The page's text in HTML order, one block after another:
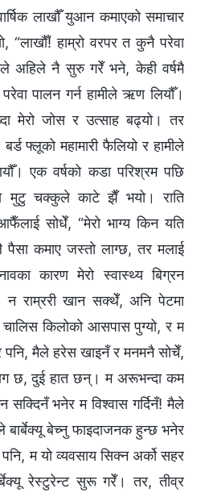
लाखौँ युआन कमाएको समाचार
हाम्रो वरपर त कुनै परेवा
अहिले नै सुरु गरेँ भने, केही वर्षमै
पालन गर्न हामीले ऋण लियौँ।
मेरो जोस र उत्साह बढ्यो। तर
फ्लूको महामारी फैलियो र हामीले
एक वर्षको कडा परिश्रम पछि
मुटु चक्कुले काटे झैँ भयो। राति
सोधेँ, “मेरो भाग्य किन यति
कमाए जस्तो लाग्छ, तर मलाई
कारण मेरो स्वास्थ्य बिग्रन
राम्ररी खान सक्थेँ, अनि पेटमा
किलोको आसपास पुग्यो, र म
पनि, मैले हरेस खाइनँ र मनमनै सोचेँ,
छ, दुई हात छन्। म अरूभन्दा कम
सक्दिनँ भनेर म विश्वास गर्दिनँ! मैले
बार्बेक्यू बेच्नु फाइदाजनक हुन्छ भनेर
म यो व्यवसाय सिक्न अर्को सहर
रेस्टुरेन्ट सुरू गरेँ। तर, तीव्र